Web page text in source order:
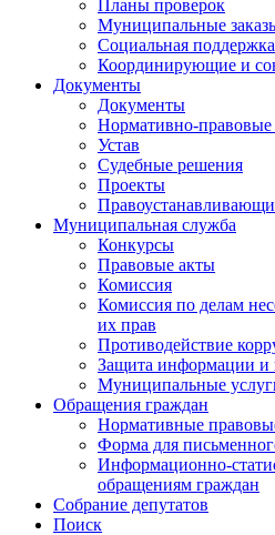
Планы проверок
Муниципальные
Социальная поддержка
Координирующие и
Документы
Документы
Нормативно-правовые
Устав
Судебные решения
Проекты
Муниципальная служба
Конкурсы
Правовые акты
Комиссия
Комиссия по делам
их прав
Противодействие
Защита информации и
Муниципальные
Обращения граждан
Нормативные
Форма для
Информационно-
обращениям граждан
Собрание депутатов
Поиск